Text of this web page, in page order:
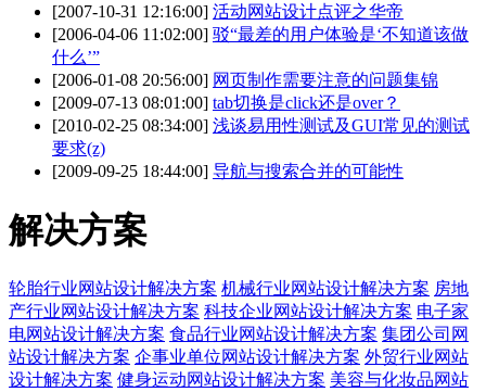
[2007-10-31 12:16:00] 活动网站设计点评之华帝
[2006-04-06 11:02:00] 驳“最差的用户体验是‘不知道该做
什么’”
[2006-01-08 20:56:00] 网页制作需要注意的问题集锦
[2009-07-13 08:01:00] tab切换是click还是over？
[2010-02-25 08:34:00] 浅谈易用性测试及GUI常见的测试
要求(z)
[2009-09-25 18:44:00] 导航与搜索合并的可能性
解决方案
轮胎行业网站设计解决方案 机械行业网站设计解决方案 房地
产行业网站设计解决方案 科技企业网站设计解决方案 电子家
电网站设计解决方案 食品行业网站设计解决方案 集团公司网
站设计解决方案 企事业单位网站设计解决方案 外贸行业网站
设计解决方案 健身运动网站设计解决方案 美容与化妆品网站